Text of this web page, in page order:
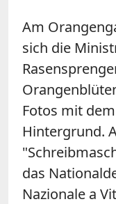
Am
sich die
Fotos mit dem
Hintergrund.
das
Nazionale a